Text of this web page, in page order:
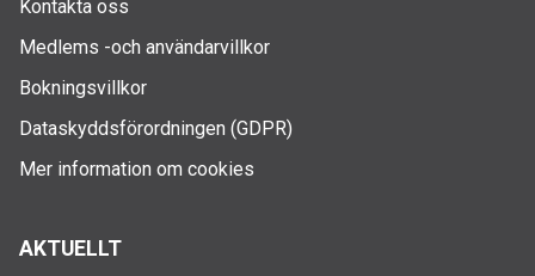
Kontakta oss
Medlems -och användarvillkor
Bokningsvillkor
Dataskyddsförordningen (GDPR)
Mer information om cookies
AKTUELLT